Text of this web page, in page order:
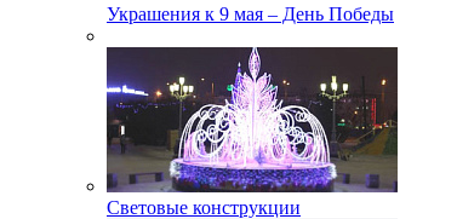
Украшения к 9 мая – День Победы
Световые конструкции